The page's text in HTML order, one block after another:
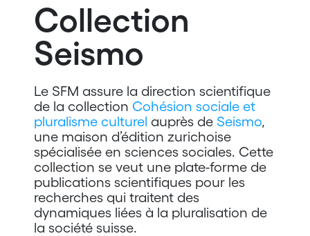
Collection
Seismo
Le SFM assure la direction scientifique
de la collection Cohésion sociale et
pluralisme culturel auprès de Seismo,
une maison d’édition zurichoise
spécialisée en sciences sociales. Cette
collection se veut une plate-forme de
publications scientifiques pour les
recherches qui traitent des
dynamiques liées à la pluralisation de
la société suisse.